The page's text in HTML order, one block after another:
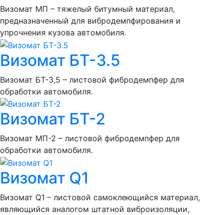
Визомат МП – тяжелый битумный материал,
предназначенный для вибродемпфирования и
упрочнения кузова автомобиля.
Визомат БТ-3.5
Визомат БТ-3,5 – листовой фибродемпфер для
обработки автомобиля.
Визомат БТ-2
Визомат МП-2 – листовой фибродемпфер для
обработки автомобиля.
Визомат Q1
Визомат Q1 – листовой самоклеющийся материал,
являющийся аналогом штатной виброизоляции,